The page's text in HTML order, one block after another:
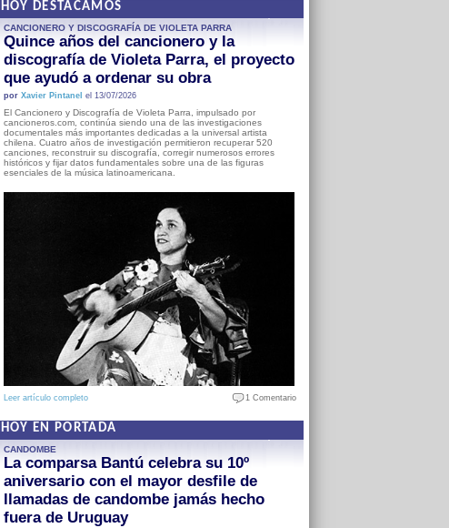
HOY DESTACAMOS
CANCIONERO Y DISCOGRAFÍA DE VIOLETA PARRA
Quince años del cancionero y la
discografía de Violeta Parra, el proyecto
que ayudó a ordenar su obra
por Xavier Pintanel el 13/07/2026
El Cancionero y Discografía de Violeta Parra, impulsado por
cancioneros.com, continúa siendo una de las investigaciones
documentales más importantes dedicadas a la universal artista
chilena. Cuatro años de investigación permitieron recuperar 520
canciones, reconstruir su discografía, corregir numerosos errores
históricos y fijar datos fundamentales sobre una de las figuras
esenciales de la música latinoamericana.
Leer artículo completo 1 Comentario
HOY EN PORTADA
CANDOMBE
La comparsa Bantú celebra su 10º
aniversario con el mayor desfile de
llamadas de candombe jamás hecho
fuera de Uruguay